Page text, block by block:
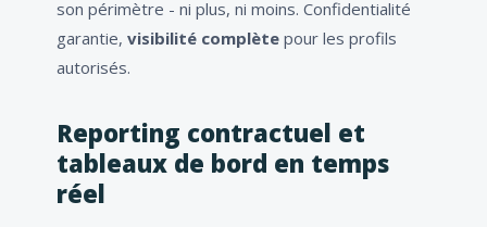
son périmètre - ni plus, ni moins. Confidentialité
garantie, visibilité complète pour les profils
autorisés.
Reporting contractuel et
tableaux de bord en temps
réel